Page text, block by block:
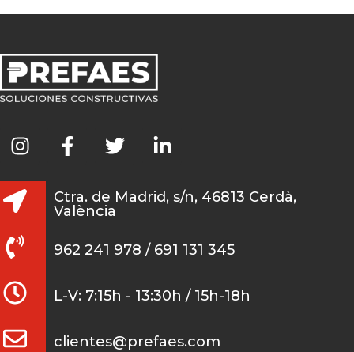
Ctra. de Madrid, s/n, 46813 Cerdà,
València
962 241 978 / 691 131 345
L-V: 7:15h - 13:30h / 15h-18h
clientes@prefaes.com